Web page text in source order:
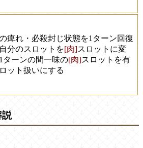
痺れ・必殺封じ状態を1ターン回復
分のスロットを[肉]スロットに変
ターンの間一味の[肉]スロットを有
ット扱いにする
説